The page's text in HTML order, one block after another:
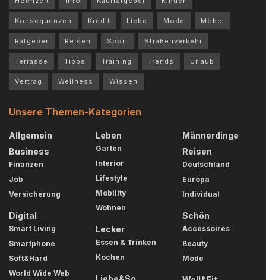
Konsequenzen Kredit Liebe Mode Möbel
Ratgeber Reisen Sport Straßenverkehr
Terrasse Tipps Training Trends Urlaub
Vertrag Wellness Wissen
Unsere Themen-Kategorien
Allgemein
Business
Finanzen
Job
Versicherung
Digital
Smart Living
Smartphone
Soft&Hard
World Wide Web
Leben
Garten
Interior
Lifestyle
Mobility
Wohnen
Lecker
Essen & Trinken
Kochen
Männerdinge
Reisen
Deutschland
Europa
Individual
Schön
Accessoires
Beauty
Mode